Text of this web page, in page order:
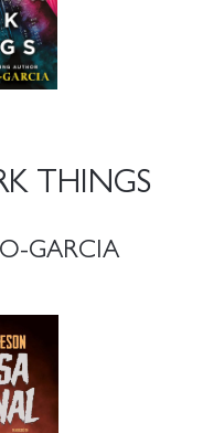
THINGS
GARCIA